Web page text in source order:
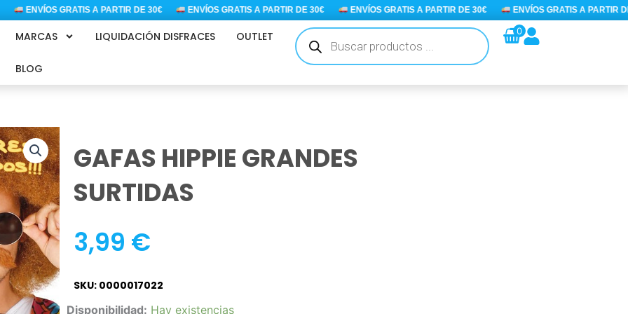
ENVÍOS GRATIS A PARTIR DE 30€ ENVÍOS GRATIS A PARTIR DE 30€ ENVÍOS GRATIS A PARTIR DE 30€ ENVÍOS GRATIS A PARTIR DE
MARCAS LIQUIDACIÓN DISFRACES OUTLET
BLOG
Búsqueda
de
productos
0
GAFAS HIPPIE GRANDES
SURTIDAS
3,99 €
SKU: 0000017022
Disponibilidad: Hay existencias
GAFAS